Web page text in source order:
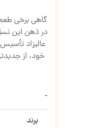
گاهی برخی
عالیزاد
خود، از
برند